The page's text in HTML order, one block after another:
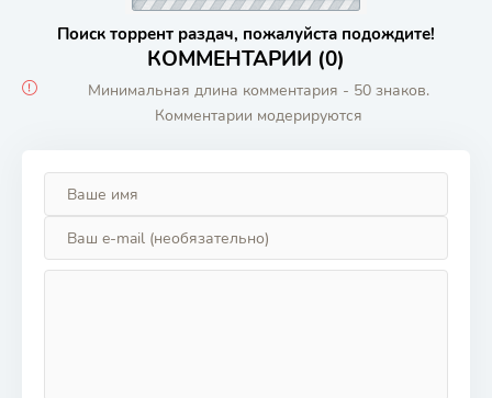
Поиск торрент раздач, пожалуйста подождите!
КОММЕНТАРИИ (0)
Минимальная длина комментария - 50 знаков.
Комментарии модерируются